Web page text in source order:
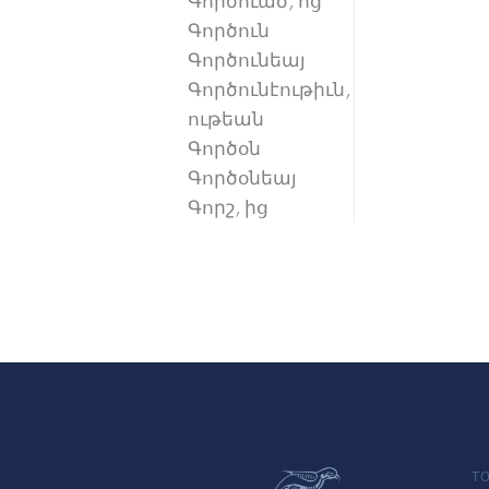
Գործուն
Գործունեայ
Գործունէութիւն,
ութեան
Գործօն
Գործօնեայ
Գորշ, ից